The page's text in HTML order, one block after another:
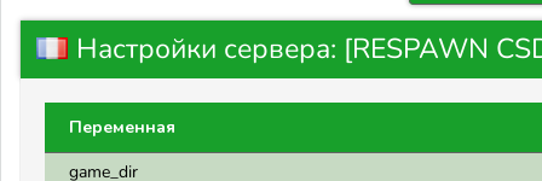
Настройки сервера: [RESPAWN
Переменная
game_dir